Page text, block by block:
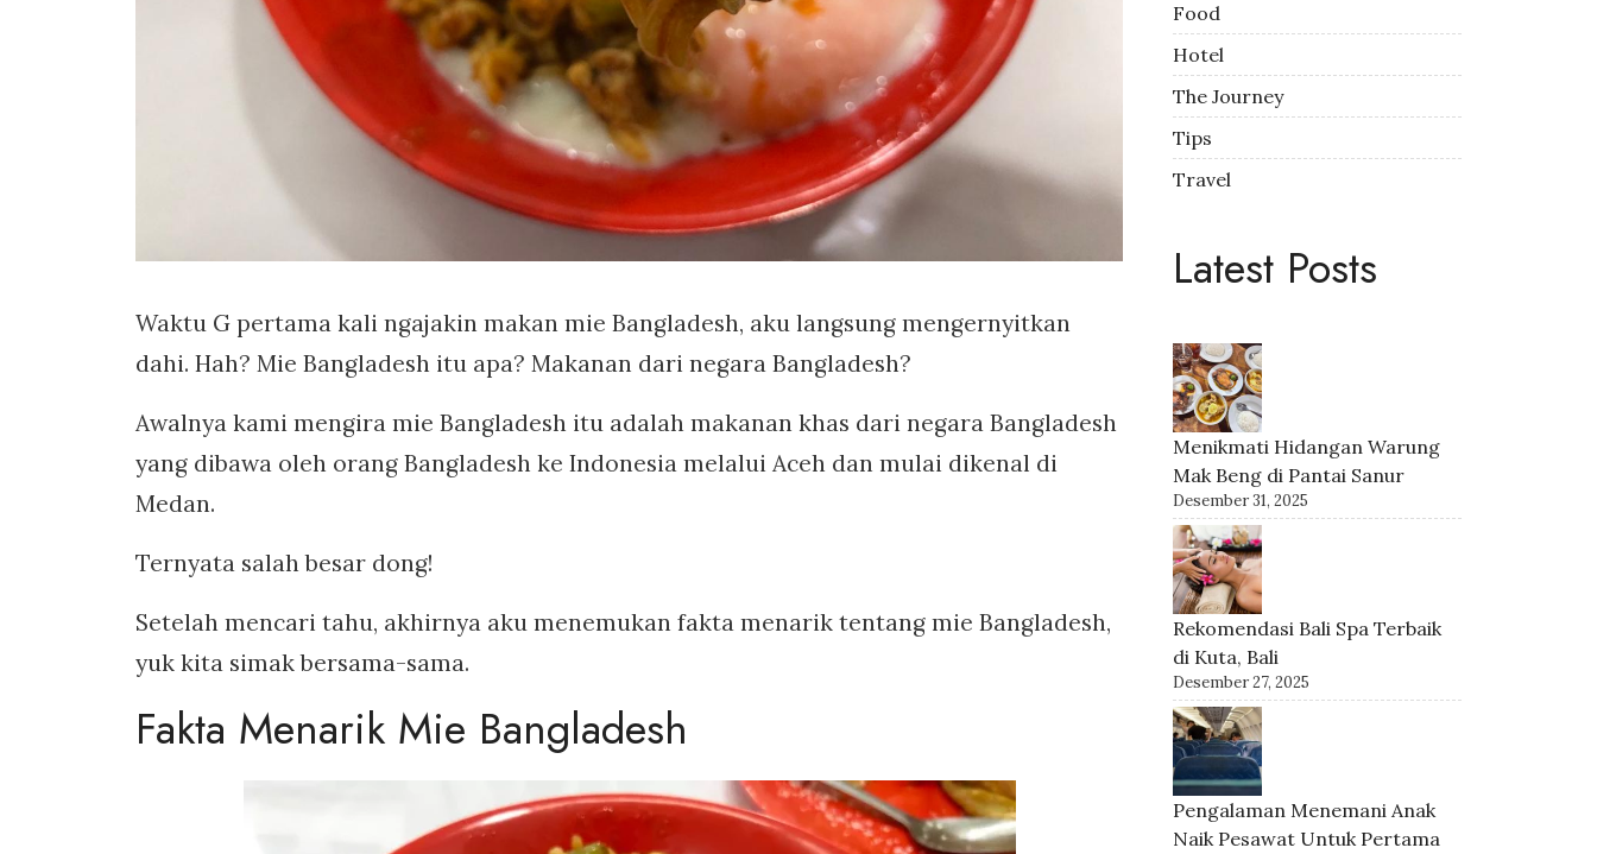
Waktu G pertama kali ngajakin makan mie Bangladesh, aku langsung mengernyitkan
dahi. Hah? Mie Bangladesh itu apa? Makanan dari negara Bangladesh?
Awalnya kami mengira mie Bangladesh itu adalah makanan khas dari negara Bangladesh
yang dibawa oleh orang Bangladesh ke Indonesia melalui Aceh dan mulai dikenal di
Medan.
Ternyata salah besar dong!
Setelah mencari tahu, akhirnya aku menemukan fakta menarik tentang mie Bangladesh,
yuk kita simak bersama-sama.
Fakta Menarik Mie Bangladesh
Food
Hotel
The Journey
Tips
Travel
Latest Posts
Menikmati Hidangan Warung
Mak Beng di Pantai Sanur
Desember 31, 2025
Rekomendasi Bali Spa Terbaik
di Kuta, Bali
Desember 27, 2025
Pengalaman Menemani Anak
Naik Pesawat Untuk Pertama